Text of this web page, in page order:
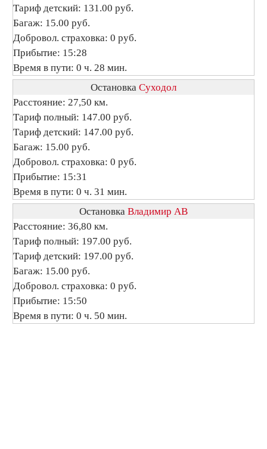
Тариф детский: 131.00 руб.
Багаж: 15.00 руб.
Добровол. страховка: 0 руб.
Прибытие: 15:28
Время в пути: 0 ч. 28 мин.
Остановка Суходол
Расстояние: 27,50 км.
Тариф полный: 147.00 руб.
Тариф детский: 147.00 руб.
Багаж: 15.00 руб.
Добровол. страховка: 0 руб.
Прибытие: 15:31
Время в пути: 0 ч. 31 мин.
Остановка Владимир АВ
Расстояние: 36,80 км.
Тариф полный: 197.00 руб.
Тариф детский: 197.00 руб.
Багаж: 15.00 руб.
Добровол. страховка: 0 руб.
Прибытие: 15:50
Время в пути: 0 ч. 50 мин.